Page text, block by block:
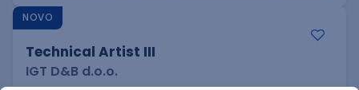
NOVO
Technical Artist III
IGT D&B d.o.o.